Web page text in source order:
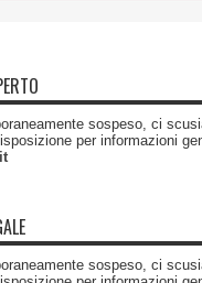
sospeso, ci
per informazioni
sospeso, ci